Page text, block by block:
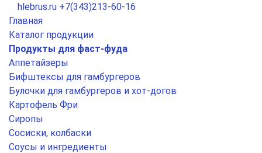
hlebrus.ru +7(343)213-60-16
Главная
Каталог продукции
Продукты для фаст-фуда
Аппетайзеры
Бифштексы для гамбургеров
Булочки для гамбургеров и хот-догов
Картофель Фри
Сиропы
Сосиски, колбаски
Соусы и ингредиенты